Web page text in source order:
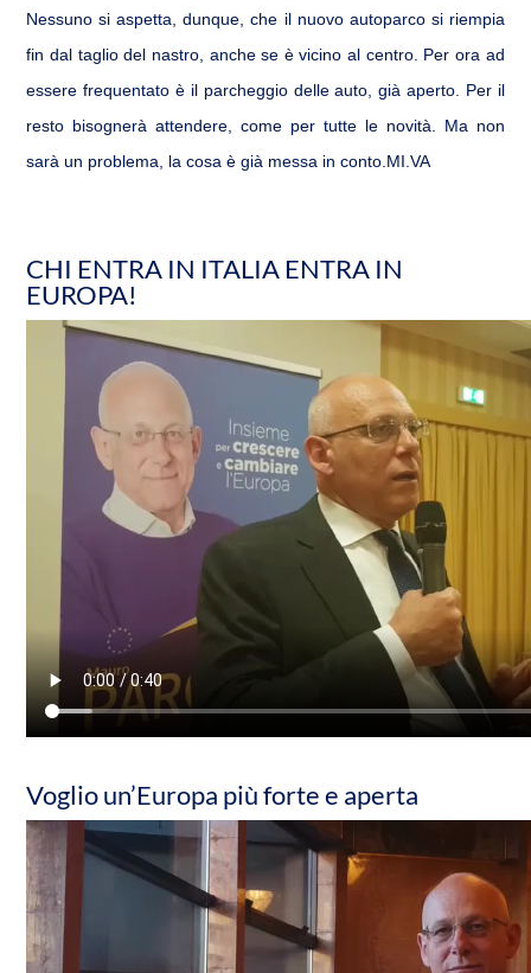
Nessuno si aspetta, dunque, che il nuovo autoparco si riempia
fin dal taglio del nastro, anche se è vicino al centro. Per ora ad
essere frequentato è il parcheggio delle auto, già aperto. Per il
resto bisognerà attendere, come per tutte le novità. Ma non
sarà un problema, la cosa è già messa in conto.MI.VA
CHI ENTRA IN ITALIA ENTRA IN
EUROPA!
Voglio un’Europa più forte e aperta